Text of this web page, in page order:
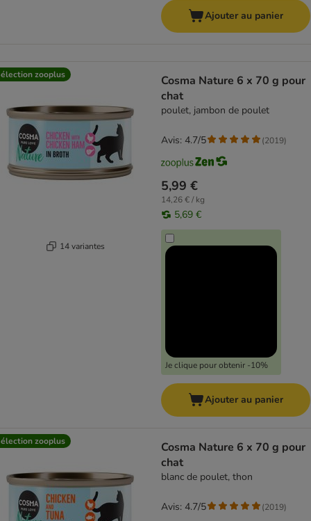
Ajouter au panier
zooplus
14 variantes
Cosma Nature 6 x 70 g pour
chat
poulet, jambon de poulet
5,99 €
14,26 € / kg
5,69 €
Je clique pour obtenir -10%
Avis: 4.7/5 (2019)
Ajouter au panier
zooplus
Cosma Nature 6 x 70 g pour
chat
blanc de poulet, thon
Avis: 4.7/5 (2019)